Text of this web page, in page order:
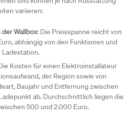
variieren:
Wallbox: Die Preisspanne reicht von
abhängig von den Funktionen und
Kosten für einen Elektroinstallateur
der Region sowie von
Baujahr und Entfernung zwischen
ab. Durchschnittlich liegen die
500 und 2.000 Euro.